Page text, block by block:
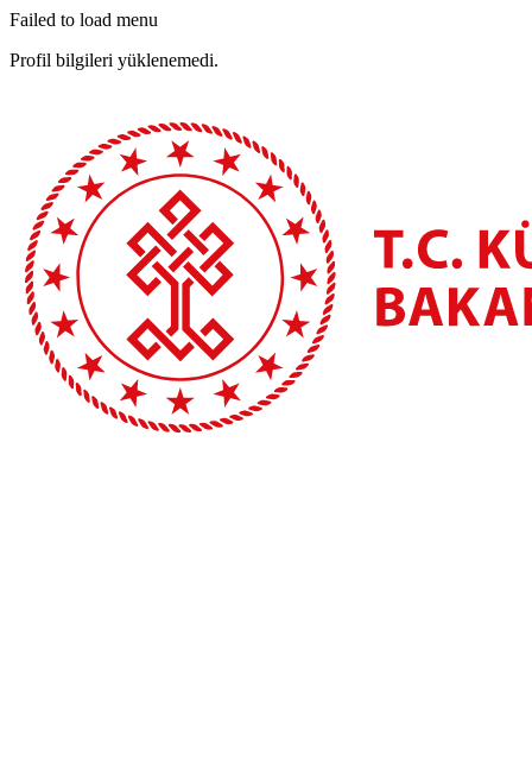
Failed to load menu
Profil bilgileri yüklenemedi.